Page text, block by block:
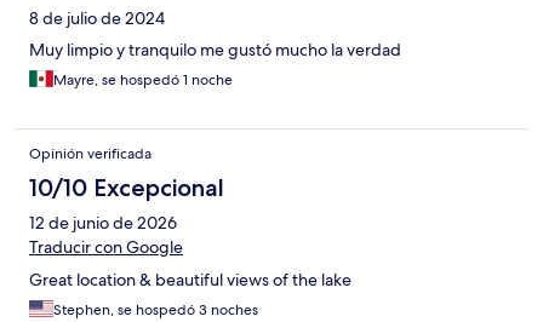
8 de julio de 2024
Muy limpio y tranquilo me gustó mucho la verdad
Mayre, se hospedó 1 noche
Opinión verificada
10/10 Excepcional
12 de junio de 2026
Traducir con Google
Great location & beautiful views of the lake
Stephen, se hospedó 3 noches